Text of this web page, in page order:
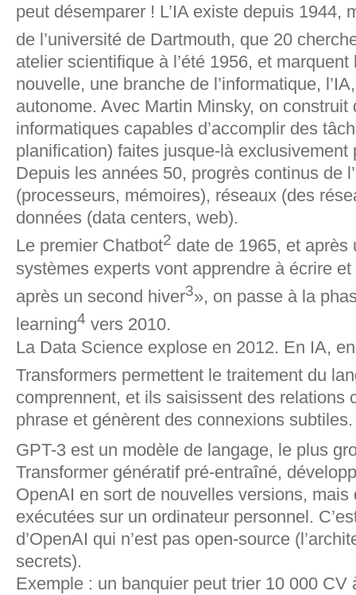
peut désemparer ! L’IA existe depuis 1944,
de l’université de Dartmouth, que 20
atelier scientifique à l’été 1956, et
nouvelle, une branche de l’informatique,
autonome. Avec Martin Minsky, on construit
informatiques capables d’accomplir des
planification) faites jusque-là exclusivement
Depuis les années 50, progrès continus de
(processeurs, mémoires), réseaux (des
données (data centers, web).
Le premier Chatbot2 date de 1965, et
systèmes experts vont apprendre à écrire
après un second hiver3», on passe à la
learning4 vers 2010.
La Data Science explose en 2012. En IA,
Transformers permettent le traitement du
comprennent, et ils saisissent des relations
phrase et génèrent des connexions subtiles.
GPT-3 est un modèle de langage, le plus
Transformer génératif pré-entraîné,
OpenAI en sort de nouvelles versions, mais
exécutées sur un ordinateur personnel.
d’OpenAI qui n’est pas open-source
secrets).
Exemple : un banquier peut trier 10 000 CV